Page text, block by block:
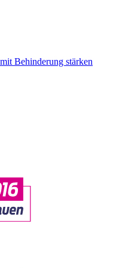
Behinderung stärken